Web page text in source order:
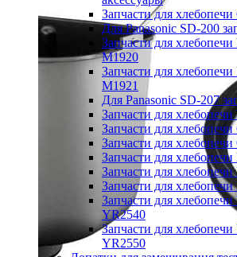
Запчасти для
Для Panasonic SD-200
Запчасти для
M1920
Запчасти для
M1921
Для Panasonic SD-207
Запчасти для
Запчасти для
Запчасти для
Запчасти для
Запчасти для
Запчасти для
Запчасти для хлебопечи
YR2540
Запчасти для хлебопечи
YR2550